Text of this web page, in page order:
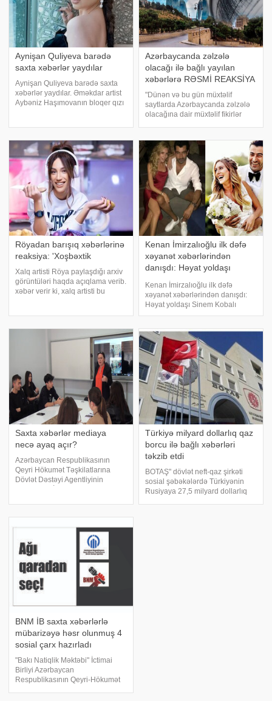
Aynişan Quliyeva barədə
saxta xəbərlər yaydılar
Aynişan Quliyeva barədə saxta
xəbərlər yaydılar. Əməkdar artist
Aybəniz Haşımovanın bloqer qızı
barədə hekayə bölməsində
paylaşı
Azərbaycanda zəlzələ
olacağı ilə bağlı yayılan
xəbərlərə RƏSMİ REAKSİYA
"Dünən və bu gün müxtəlif
saytlarda Azərbaycanda zəlzələ
olacağına dair müxtəlif fikirlər
müraciətlər edilib. Məlumat üçün
bildirmək istəyirəm ki, bu
açıqlamalar
Röyadan barışıq xəbərlərinə
reaksiya: 'Xoşbəxtik
Xalq artisti Röya paylaşdığı arxiv
görüntüləri haqda açıqlama verib.
xəbər verir ki, xalq artisti bu
tərəfə. Əzizlərim, biz oğlumuz
Kenan İmirzalıoğlu ilk dəfə
xəyanət xəbərlərindən
danışdı: Həyat yoldaşı
Sinem Kobalı aldadıb? -
FOTO
Kenan İmirzalıoğlu ilk dəfə
xəyanət xəbərlərindən danışdı:
Həyat yoldaşı Sinem Kobalı
aldadıb? - FOTO. Məşhur türkiyəli
mediada gündəmə gələn həyat
yoldaşı Sinem Kobalı aldatdığı
iddiaların
Saxta xəbərlər mediaya
necə ayaq açır?
Azərbaycan Respublikasının
Qeyri Hökumət Təşkilatlarına
Dövlət Dəstəyi Agentliyinin
"KİV-də və sosial şəbəkələrd
Türkiyə milyard dollarlıq qaz
borcu ilə bağlı xəbərləri
təkzib etdi
BOTAŞ" dövlət neft-qaz şirkəti
sosial şəbəkələrdə Türkiyənin
Rusiyaya 27,5 milyard dollarlıq
BNM İB saxta xəbərlərlə
mübarizəyə həsr olunmuş 4
sosial çarx hazırladı
"Bakı Natiqlik Məktəbi" İctimai
Birliyi Azərbaycan
Respublikasının Qeyri-Hökumət